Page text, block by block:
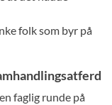
folk som byr på
faglig runde på